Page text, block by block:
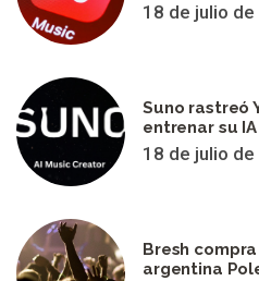
18 de julio
Suno rastreó
entrenar su IA
18 de julio
Bresh
argentina